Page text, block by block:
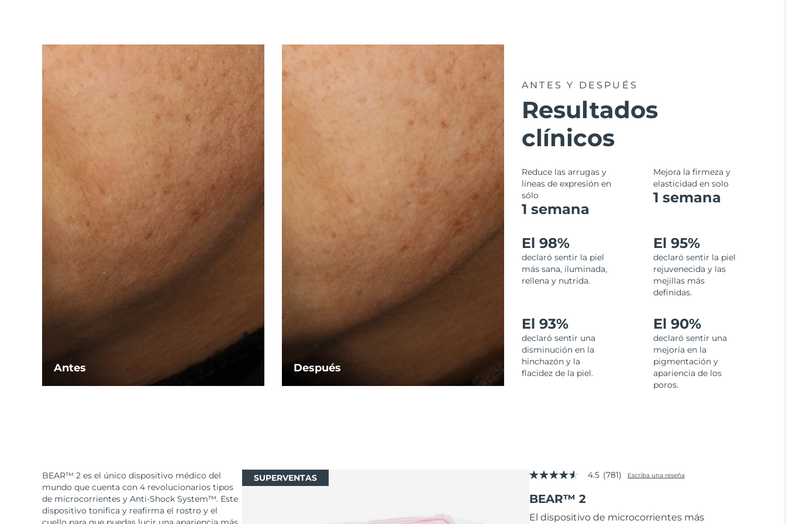
Antes Después
ANTES Y DESPUÉS
Resultados
clínicos
Reduce las arrugas y
líneas de expresión en
sólo
1 semana
Mejora la firmeza y
elasticidad en solo
1 semana
El 98%
declaró sentir la piel
más sana, iluminada,
rellena y nutrida.
El 95%
declaró sentir la piel
rejuvenecida y las
mejillas más
definidas.
El 93%
declaró sentir una
disminución en la
hinchazón y la
flacidez de la piel.
El 90%
declaró sentir una
mejoría en la
pigmentación y
apariencia de los
poros.
SUPERVENTAS
4.5
5
valor
4.5 (781) Escriba una reseña
BEAR™ 2
El dispositivo de microcorrientes más
BEAR™ 2 es el único dispositivo médico del
mundo que cuenta con 4 revolucionarios tipos
de microcorrientes y Anti-Shock System™. Este
dispositivo tonifica y reafirma el rostro y el